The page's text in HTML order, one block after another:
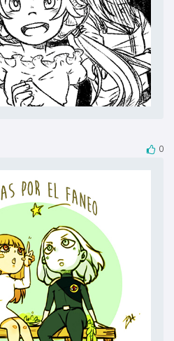
0